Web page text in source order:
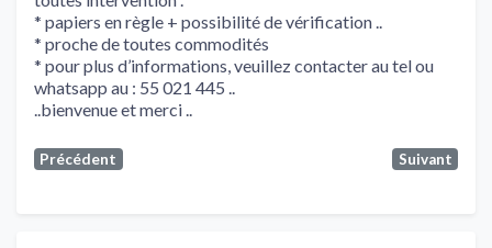
* papiers en règle + possibilité de vérification ..
* proche de toutes commodités
* pour plus d’informations, veuillez contacter au tel ou
whatsapp au : 55 021 445 ..
..bienvenue et merci ..
Précédent Suivant